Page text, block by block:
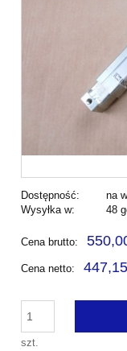
Dostępność:
na
Wysyłka w:
48
Cena brutto:
Cena netto:
szt.